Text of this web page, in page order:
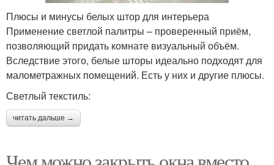
Плюсы и минусы белых штор для интерьера
Применение светлой палитры – проверенный приём,
позволяющий придать комнате визуальный объём.
Вследствие этого, белые шторы идеально подходят для
малометражных помещений. Есть у них и другие плюсы.
Светлый текстиль:
читать дальше →